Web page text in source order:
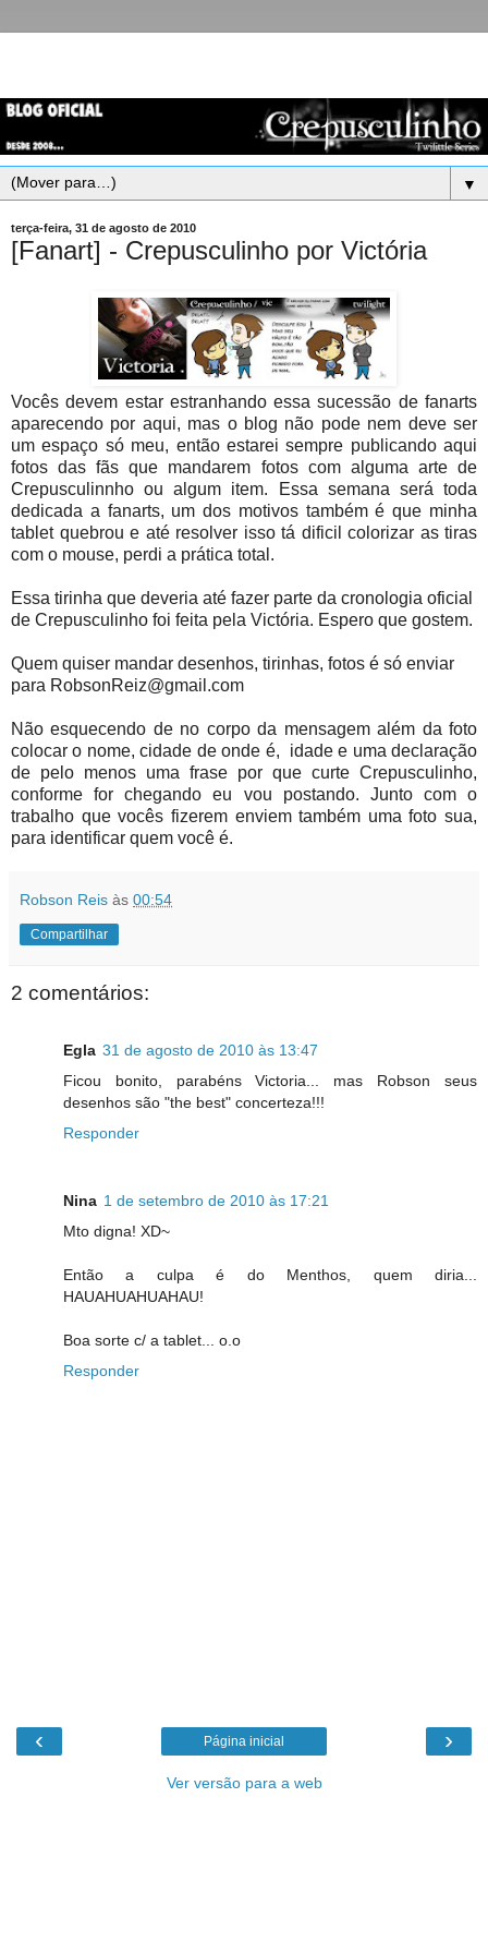
▼
terça-feira, 31 de agosto de 2010
[Fanart] - Crepusculinho por Victória
Vocês devem estar estranhando essa sucessão de fanarts
aparecendo por aqui, mas o blog não pode nem deve ser
um espaço só meu, então estarei sempre publicando aqui
fotos das fãs que mandarem fotos com alguma arte de
Crepusculinnho ou algum item. Essa semana será toda
dedicada a fanarts, um dos motivos também é que minha
tablet quebrou e até resolver isso tá dificil colorizar as tiras
com o mouse, perdi a prática total.
Essa tirinha que deveria até fazer parte da cronologia oficial
de Crepusculinho foi feita pela Victória. Espero que gostem.
Quem quiser mandar desenhos, tirinhas, fotos é só enviar
para RobsonReiz@gmail.com
Não esquecendo de no corpo da mensagem além da foto
colocar o nome, cidade de onde é, idade e uma declaração
de pelo menos uma frase por que curte Crepusculinho,
conforme for chegando eu vou postando. Junto com o
trabalho que vocês fizerem enviem também uma foto sua,
para identificar quem você é.
Robson Reis às 00:54
Compartilhar
2 comentários:
Egla 31 de agosto de 2010 às 13:47
Ficou bonito, parabéns Victoria... mas Robson seus
desenhos são "the best" concerteza!!!
Responder
Nina 1 de setembro de 2010 às 17:21
Mto digna! XD~
Então a culpa é do Menthos, quem diria...
HAUAHUAHUAHAU!
Boa sorte c/ a tablet... o.o
Responder
‹ ›
Página inicial
Ver versão para a web